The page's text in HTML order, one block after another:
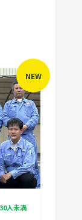
NEW
30人未満